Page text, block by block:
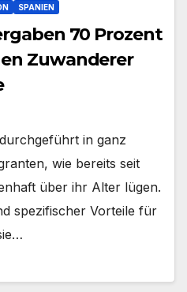
SPANIEN
70 Prozent
Zuwanderer
in ganz
wie bereits seit
über ihr Alter lügen.
spezifischer Vorteile für